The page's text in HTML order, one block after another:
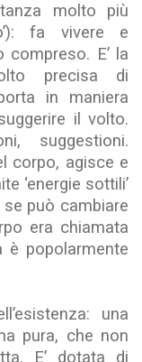
molto più
fa vivere e
E’ la
precisa di
in maniera
il volto.
suggestioni.
corpo, agisce e
‘energie sottili’
se può cambiare
era chiamata
è popolarmente
una
pura, che non
E’ dotata di